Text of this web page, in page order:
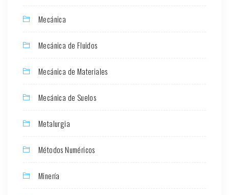
Mecánica
Mecánica de Fluidos
Mecánica de Materiales
Mecánica de Suelos
Metalurgia
Métodos Numéricos
Minería